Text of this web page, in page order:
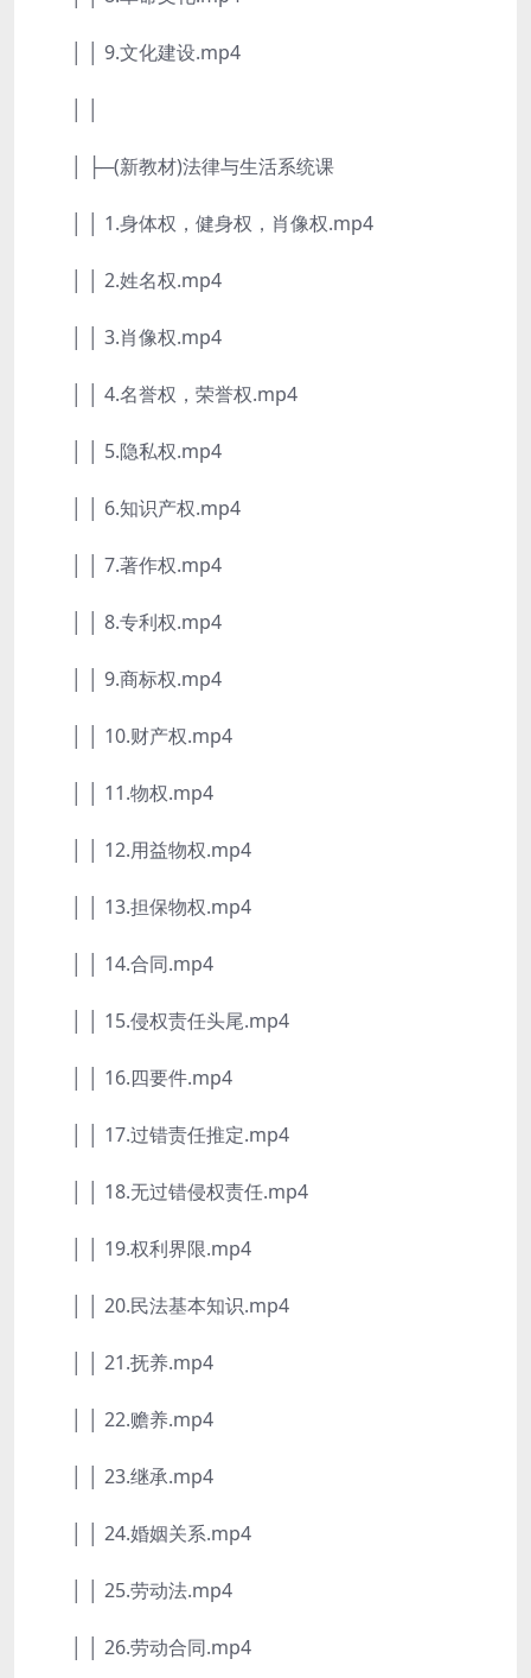
│ │ 9.文化建设.mp4
│ ├─(新教材)法律与生活系统课
│ │ 1.身体权，健身权，肖像权.mp4
│ │ 2.姓名权.mp4
│ │ 3.肖像权.mp4
│ │ 4.名誉权，荣誉权.mp4
│ │ 5.隐私权.mp4
│ │ 6.知识产权.mp4
│ │ 7.著作权.mp4
│ │ 8.专利权.mp4
│ │ 9.商标权.mp4
│ │ 10.财产权.mp4
│ │ 11.物权.mp4
│ │ 12.用益物权.mp4
│ │ 13.担保物权.mp4
│ │ 14.合同.mp4
│ │ 15.侵权责任头尾.mp4
│ │ 16.四要件.mp4
│ │ 17.过错责任推定.mp4
│ │ 18.无过错侵权责任.mp4
│ │ 19.权利界限.mp4
│ │ 20.民法基本知识.mp4
│ │ 21.抚养.mp4
│ │ 22.赡养.mp4
│ │ 23.继承.mp4
│ │ 24.婚姻关系.mp4
│ │ 25.劳动法.mp4
│ │ 26.劳动合同.mp4